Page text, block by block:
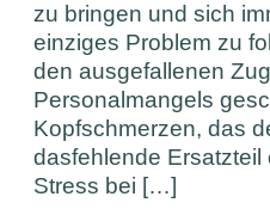
zu bringen und sich
einziges Problem zu
den ausgefallenen
Personalmangels
Kopfschmerzen, das
dasfehlende
Stress bei […]